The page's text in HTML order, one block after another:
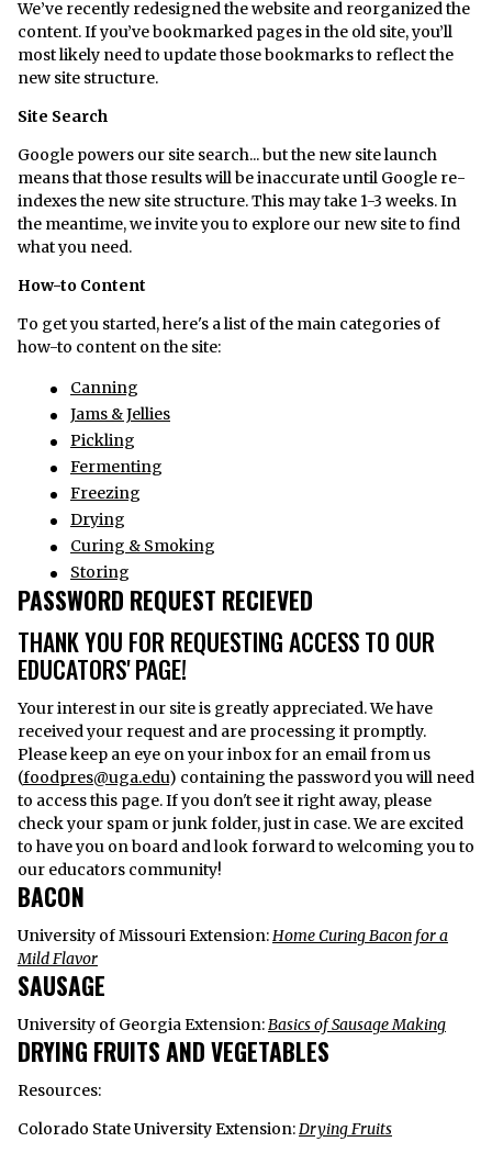
​We’ve recently redesigned the website and reorganized the
content. If you’ve bookmarked pages in the old site, you’ll
most likely need to update those bookmarks to reflect the
new site structure.
Site Search
Google powers our site search... but the new site launch
means that those results will be inaccurate until Google re-
indexes the new site structure. This may take 1-3 weeks. In
the meantime, we invite you to explore our new site to find
what you need.
How-to Content
To get you started, here's a list of the main categories of
how-to content on the site:
Canning
Jams & Jellies
Pickling
Fermenting
Freezing
Drying
Curing & Smoking
Storing
PASSWORD REQUEST RECIEVED
THANK YOU FOR REQUESTING ACCESS TO OUR
EDUCATORS' PAGE!
Your interest in our site is greatly appreciated. We have
received your request and are processing it promptly.
Please keep an eye on your inbox for an email from us
(foodpres@uga.edu) containing the password you will need
to access this page. If you don't see it right away, please
check your spam or junk folder, just in case. We are excited
to have you on board and look forward to welcoming you to
our educators community!
BACON
University of Missouri Extension:Home Curing Bacon for a
Mild Flavor
SAUSAGE
University of Georgia Extension:Basics of Sausage Making
DRYING FRUITS AND VEGETABLES
Resources:
Colorado State University Extension:Drying Fruits